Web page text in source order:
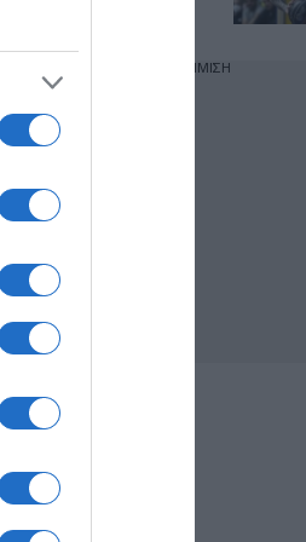
ΔΙΑΦΗΜΙΣΗ